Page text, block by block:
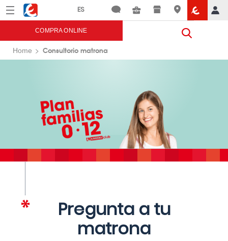
Menú Eroski
COMPRA ONLINE
Home Consultorio matrona
Pregunta a tu
matrona